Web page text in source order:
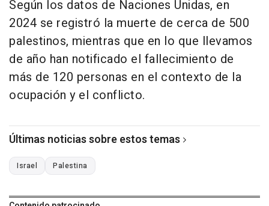
Según los datos de Naciones Unidas, en
2024 se registró la muerte de cerca de 500
palestinos, mientras que en lo que llevamos
de año han notificado el fallecimiento de
más de 120 personas en el contexto de la
ocupación y el conflicto.
Últimas noticias sobre estos temas
Israel Palestina